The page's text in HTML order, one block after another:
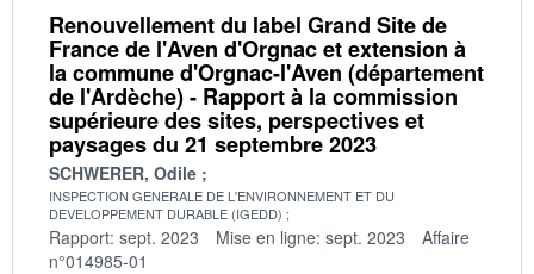
Renouvellement du label Grand Site de
France de l'Aven d'Orgnac et extension à
la commune d'Orgnac-l'Aven (département
de l'Ardèche) - Rapport à la commission
supérieure des sites, perspectives et
paysages du 21 septembre 2023
SCHWERER, Odile
INSPECTION GENERALE DE L'ENVIRONNEMENT ET DU
DEVELOPPEMENT DURABLE (IGEDD)
Rapport: sept. 2023 Mise en ligne: sept. 2023
Affaire
n°014985-01